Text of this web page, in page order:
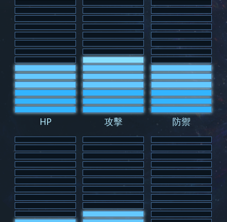
HP 攻擊 防禦